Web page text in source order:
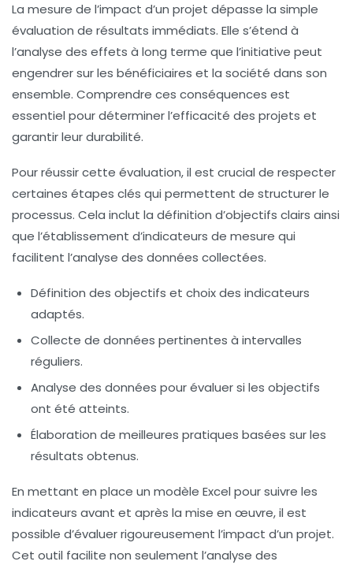
La mesure de l’impact d’un projet dépasse la simple
évaluation de résultats immédiats. Elle s’étend à
l’analyse des effets à long terme que l’initiative peut
engendrer sur les bénéficiaires et la société dans son
ensemble. Comprendre ces conséquences est
essentiel pour déterminer l’efficacité des projets et
garantir leurdurabilité.
Pour réussir cette évaluation, il est crucial de respecter
certaines étapes clés qui permettent de structurer le
processus. Cela inclut la définition d’objectifs clairs ainsi
que l’établissement d’indicateurs de mesure qui
facilitent l’analyse des données collectées.
Définition des objectifs et choix des indicateurs
adaptés.
Collecte de données pertinentes à intervalles
réguliers.
Analyse des données pour évaluer si les objectifs
ont été atteints.
Élaboration de meilleures pratiques basées sur les
résultats obtenus.
En mettant en place un modèle Excel pour suivre les
indicateurs avant et après la mise en œuvre, il est
possible d’évaluer rigoureusement l’impact d’un projet.
Cet outil facilite non seulement l’analyse des